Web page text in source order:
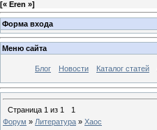
[« Eren »]
Форма входа
Меню сайта
Блог Новости Каталог статей
Страница 1 из 1
1
Форум » Литература » Хаос